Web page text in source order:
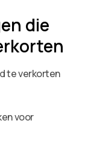
die
te verkorten
voor